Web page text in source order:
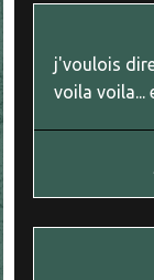
j'voulois
voila voila...